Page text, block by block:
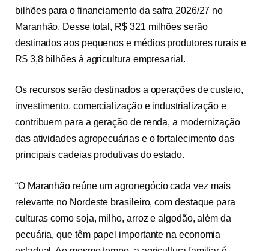
bilhões para o financiamento da safra 2026/27 no
Maranhão. Desse total, R$ 321 milhões serão
destinados aos pequenos e médios produtores rurais e
R$ 3,8 bilhões à agricultura empresarial.
Os recursos serão destinados a operações de custeio,
investimento, comercialização e industrialização e
contribuem para a geração de renda, a modernização
das atividades agropecuárias e o fortalecimento das
principais cadeias produtivas do estado.
“O Maranhão reúne um agronegócio cada vez mais
relevante no Nordeste brasileiro, com destaque para
culturas como soja, milho, arroz e algodão, além da
pecuária, que têm papel importante na economia